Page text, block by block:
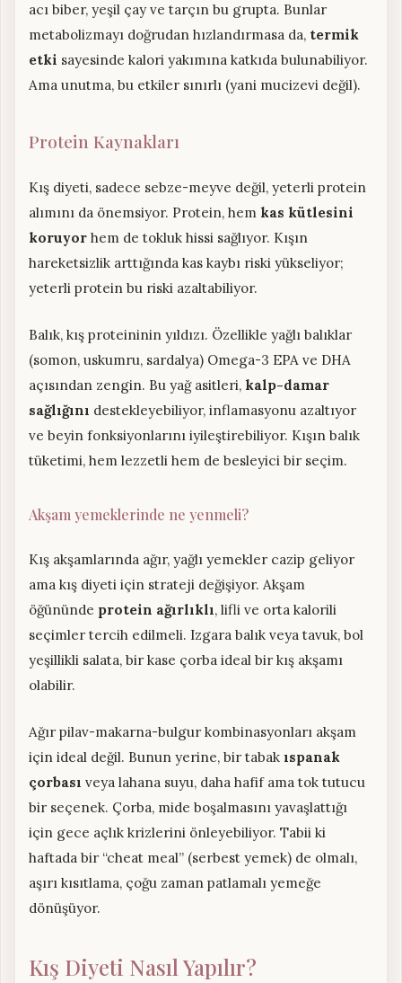
acı biber, yeşil çay ve tarçın bu grupta. Bunlar
metabolizmayı doğrudan hızlandırmasa da, termik
etki sayesinde kalori yakımına katkıda bulunabiliyor.
Ama unutma, bu etkiler sınırlı (yani mucizevi değil).
Protein Kaynakları
Kış diyeti, sadece sebze-meyve değil, yeterli protein
alımını da önemsiyor. Protein, hem kas kütlesini
koruyor hem de tokluk hissi sağlıyor. Kışın
hareketsizlik arttığında kas kaybı riski yükseliyor;
yeterli protein bu riski azaltabiliyor.
Balık, kış proteininin yıldızı. Özellikle yağlı balıklar
(somon, uskumru, sardalya) Omega-3 EPA ve DHA
açısından zengin. Bu yağ asitleri, kalp-damar
sağlığını destekleyebiliyor, inflamasyonu azaltıyor
ve beyin fonksiyonlarını iyileştirebiliyor. Kışın balık
tüketimi, hem lezzetli hem de besleyici bir seçim.
Akşam yemeklerinde ne yenmeli?
Kış akşamlarında ağır, yağlı yemekler cazip geliyor
ama kış diyeti için strateji değişiyor. Akşam
öğününde protein ağırlıklı, lifli ve orta kalorili
seçimler tercih edilmeli. Izgara balık veya tavuk, bol
yeşillikli salata, bir kase çorba ideal bir kış akşamı
olabilir.
Ağır pilav-makarna-bulgur kombinasyonları akşam
için ideal değil. Bunun yerine, bir tabak ıspanak
çorbası veya lahana suyu, daha hafif ama tok tutucu
bir seçenek. Çorba, mide boşalmasını yavaşlattığı
için gece açlık krizlerini önleyebiliyor. Tabii ki
haftada bir “cheat meal” (serbest yemek) de olmalı,
aşırı kısıtlama, çoğu zaman patlamalı yemeğe
dönüşüyor.
Kış Diyeti Nasıl Yapılır?